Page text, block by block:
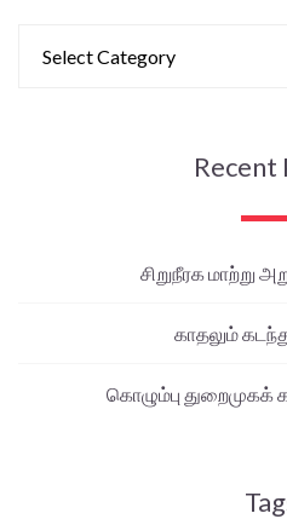
Recent
சிறுநீரக மாற்று
காதலும்
கொழும்பு